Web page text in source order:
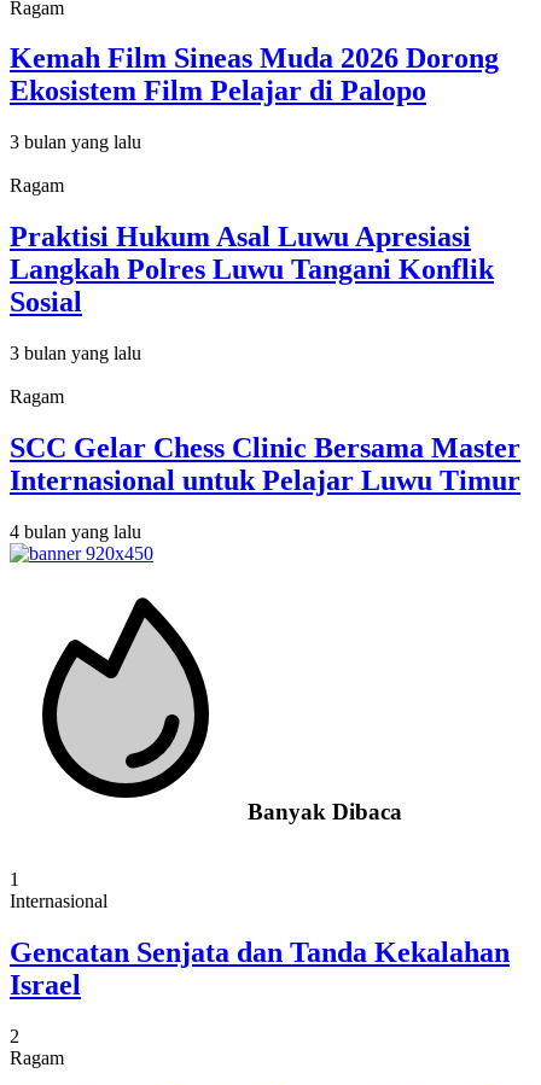
Ragam
Kemah Film Sineas Muda 2026 Dorong
Ekosistem Film Pelajar di Palopo
3 bulan yang lalu
Ragam
Praktisi Hukum Asal Luwu Apresiasi
Langkah Polres Luwu Tangani Konflik
Sosial
3 bulan yang lalu
Ragam
SCC Gelar Chess Clinic Bersama Master
Internasional untuk Pelajar Luwu Timur
4 bulan yang lalu
Banyak Dibaca
1
Internasional
Gencatan Senjata dan Tanda Kekalahan
Israel
2
Ragam